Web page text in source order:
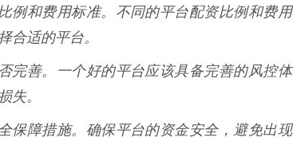
例和费用标准。不同的平台配资比例和费用
合适的平台。
完善。一个好的平台应该具备完善的风控体
失。
保障措施。确保平台的资金安全，避免出现